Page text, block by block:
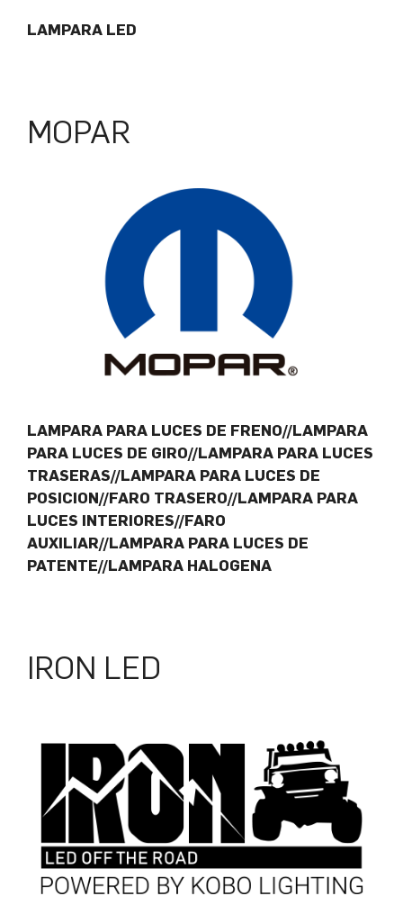
LAMPARA LED
MOPAR
LAMPARA PARA LUCES DE FRENO//LAMPARA
PARA LUCES DE GIRO//LAMPARA PARA LUCES
TRASERAS//LAMPARA PARA LUCES DE
POSICION//FARO TRASERO//LAMPARA PARA
LUCES INTERIORES//FARO
AUXILIAR//LAMPARA PARA LUCES DE
PATENTE//LAMPARA HALOGENA
IRON LED